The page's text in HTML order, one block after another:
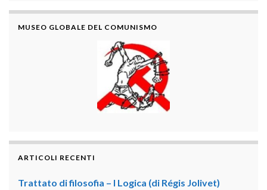
MUSEO GLOBALE DEL COMUNISMO
ARTICOLI RECENTI
Trattato di filosofia – I Logica (di Régis Jolivet)